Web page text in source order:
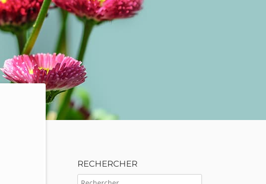
Sidebar
RECHERCHER
RECHERCHER :